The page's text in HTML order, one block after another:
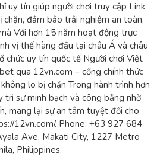
uy tín giúp người chơi truy cập Link
đảm bảo trải nghiệm an toàn,
Với hơn 15 năm hoạt động trực
vị thế hàng đầu tại châu Á và châu
chức uy tín quốc tế Người chơi Việt
qua 12vn.com – cổng chính thức
lo bị chặn Trong hành trình hơn
sự minh bạch và công bằng nhờ
mang lại sự an tâm tuyệt đối cho
12vn.com/. Phone: +63 927 684
Ave, Makati City, 1227 Metro
Philippines.